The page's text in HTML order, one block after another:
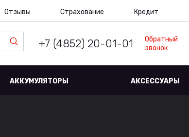
Отзывы Страхование Кредит
+7 (4852) 20-01-01
Обратный
звонок
АККУМУЛЯТОРЫ АКСЕССУАРЫ